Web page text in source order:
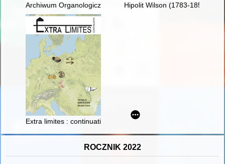
Archiwum Organologiczne jako zaplecze naukowe w
Hipolit Wilson (1783-1853) :
Extra limites : continuatio
ROCZNIK 2022